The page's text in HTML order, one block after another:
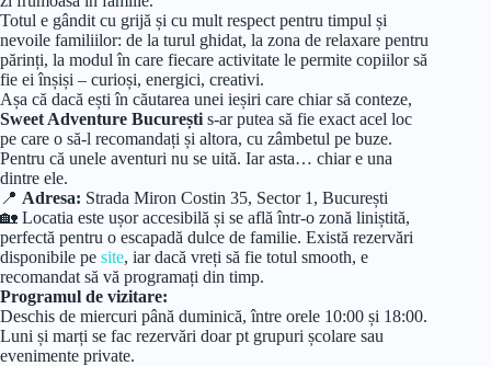
Totul e gândit cu grijă și cu mult respect pentru timpul și
nevoile familiilor: de la turul ghidat, la zona de relaxare pentru
părinți, la modul în care fiecare activitate le permite copiilor să
fie ei înșiși – curioși, energici, creativi.
Așa că dacă ești în căutarea unei ieșiri care chiar să conteze,
Sweet Adventure București s-ar putea să fie exact acel loc
pe care o să-l recomandați și altora, cu zâmbetul pe buze.
Pentru că unele aventuri nu se uită. Iar asta… chiar e una
dintre ele.
📍 Adresa: Strada Miron Costin 35, Sector 1, București
🏡 Locatia este ușor accesibilă și se află într-o zonă liniștită,
perfectă pentru o escapadă dulce de familie. Există rezervări
disponibile pe site, iar dacă vreți să fie totul smooth, e
recomandat să vă programați din timp.
Programul de vizitare:
Deschis de miercuri până duminică, între orele 10:00 și 18:00.
Luni și marți se fac rezervări doar pt grupuri școlare sau
evenimente private.